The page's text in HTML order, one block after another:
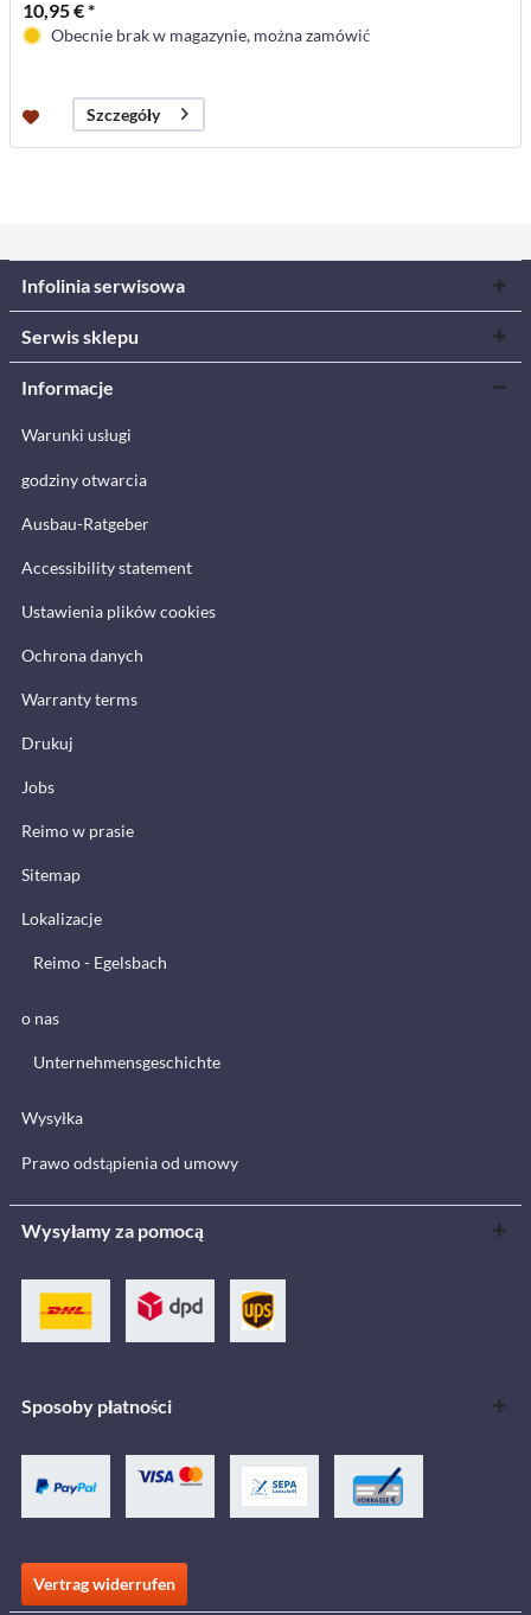
10,95 € *
Obecnie brak w magazynie, można zamówić
Szczegóły
Infolinia serwisowa
Serwis sklepu
Informacje
Warunki usługi
godziny otwarcia
Ausbau-Ratgeber
Accessibility statement
Ustawienia plików cookies
Ochrona danych
Warranty terms
Drukuj
Jobs
Reimo w prasie
Sitemap
Lokalizacje
Reimo - Egelsbach
o nas
Unternehmensgeschichte
Wysyłka
Prawo odstąpienia od umowy
Wysyłamy za pomocą
Sposoby płatności
Vertrag widerrufen